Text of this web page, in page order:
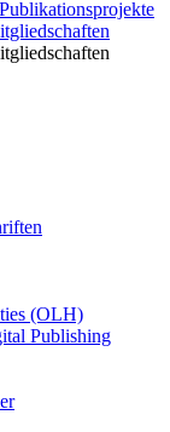
(OLH)
Publishing